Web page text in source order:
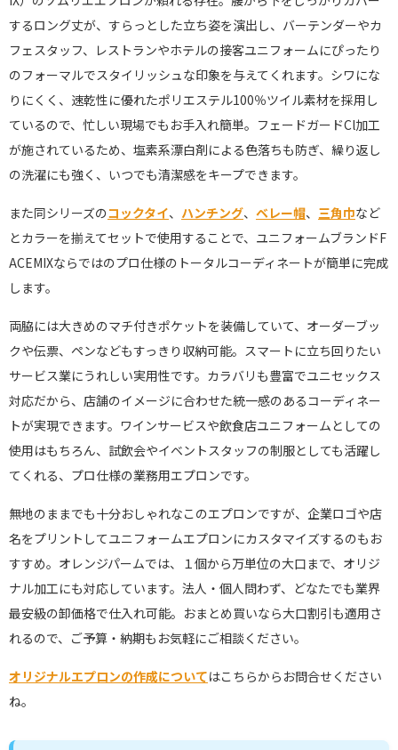
するロング丈が、すらっとした立ち姿を演出し、バーテンダーやカ
フェスタッフ、レストランやホテルの接客ユニフォームにぴったり
のフォーマルでスタイリッシュな印象を与えてくれます。シワにな
りにくく、速乾性に優れたポリエステル100％ツイル素材を採用し
ているので、忙しい現場でもお手入れ簡単。フェードガードCl加工
が施されているため、塩素系漂白剤による色落ちも防ぎ、繰り返し
の洗濯にも強く、いつでも清潔感をキープできます。
また同シリーズのコックタイ、 ハンチング、 ベレー帽、 三角巾など
とカラーを揃えてセットで使用することで、ユニフォームブランドF
ACEMIXならではのプロ仕様のトータルコーディネートが簡単に完成
します。
両脇には大きめのマチ付きポケットを装備していて、オーダーブッ
クや伝票、ペンなどもすっきり収納可能。スマートに立ち回りたい
サービス業にうれしい実用性です。カラバリも豊富でユニセックス
対応だから、店舗のイメージに合わせた統一感のあるコーディネー
トが実現できます。ワインサービスや飲食店ユニフォームとしての
使用はもちろん、試飲会やイベントスタッフの制服としても活躍し
てくれる、プロ仕様の業務用エプロンです。
無地のままでも十分おしゃれなこのエプロンですが、企業ロゴや店
名をプリントしてユニフォームエプロンにカスタマイズするのもお
すすめ。オレンジパームでは、１個から万単位の大口まで、オリジ
ナル加工にも対応しています。法人・個人問わず、どなたでも業界
最安級の卸価格で仕入れ可能。おまとめ買いなら大口割引も適用さ
れるので、ご予算・納期もお気軽にご相談ください。
オリジナルエプロンの作成についてはこちらからお問合せください
ね。